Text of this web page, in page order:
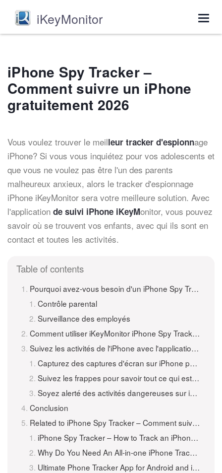
iKeyMonitor
iPhone Spy Tracker –
Comment suivre un iPhone
gratuitement 2026
Vous voulez trouver le meilleur tracker d'espionnage
iPhone? Si vous vous inquiétez pour vos adolescents et
que vous ne voulez pas être l'un des parents
malheureux anxieux, alors le tracker d'espionnage
iPhone iKeyMonitor sera votre meilleure solution. Avec
l'application de suivi iPhone iKeyMonitor, vous pouvez
savoir où se trouvent vos enfants, avec qui ils sont en
contact et toutes les activités.
Table of contents
Pourquoi avez-vous besoin d'un iPhone Spy Tracker?
Contrôle parental
Surveillance des employés
Comment utiliser iKeyMonitor iPhone Spy Tracker?
Suivez les activités de l'iPhone avec l'application iKeyMonitor iPhone Tracker
Capturez des captures d'écran sur iPhone pour détecter les photos suspectes
Suivez les frappes pour savoir tout ce qui est tapé sur l'iPhone
Soyez alerté des activités dangereuses sur iPhone
Conclusion
Related to iPhone Spy Tracker – Comment suivre un iPhone gratuitement
iPhone Spy Tracker – How to Track an iPhone for Free 301
Why Do You Need An All-in-one iPhone Tracker?
Ultimate Phone Tracker App for Android and iPhone 301